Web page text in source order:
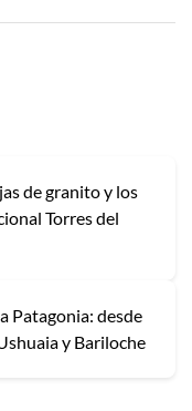
de granito y los
Torres del
Patagonia: desde
y Bariloche